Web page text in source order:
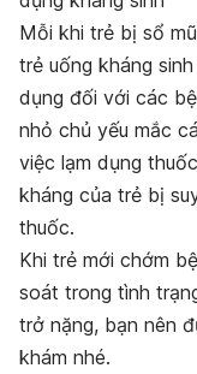
Mỗi khi trẻ bị sổ
trẻ uống kháng
dụng đối với các
nhỏ chủ yếu mắc
việc lạm dụng
kháng của trẻ bị
thuốc.
Khi trẻ mới chớm
soát trong tình
trở nặng, bạn nên
khám nhé.